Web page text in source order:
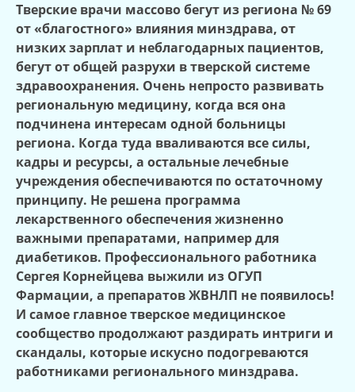
Тверские врачи массово бегут из региона № 69
от «благостного» влияния минздрава, от
низких зарплат и неблагодарных пациентов,
бегут от общей разрухи в тверской системе
здравоохранения. Очень непросто развивать
региональную медицину, когда вся она
подчинена интересам одной больницы
региона. Когда туда вваливаются все силы,
кадры и ресурсы, а остальные лечебные
учреждения обеспечиваются по остаточному
принципу. Не решена программа
лекарственного обеспечения жизненно
важными препаратами, например для
диабетиков. Профессионального работника
Сергея Корнейцева выжили из ОГУП
Фармации, а препаратов ЖВНЛП не появилось!
И самое главное тверское медицинское
сообщество продолжают раздирать интриги и
скандалы, которые искусно подогреваются
работниками регионального минздрава.